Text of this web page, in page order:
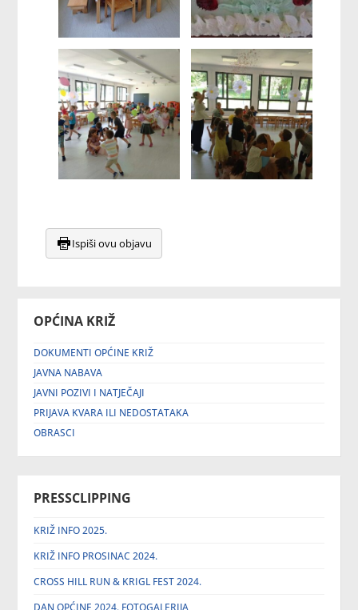
OPĆINA KRIŽ
DOKUMENTI OPĆINE KRIŽ
JAVNA NABAVA
JAVNI POZIVI I NATJEČAJI
PRIJAVA KVARA ILI NEDOSTATAKA
OBRASCI
PRESSCLIPPING
KRIŽ INFO 2025.
KRIŽ INFO PROSINAC 2024.
CROSS HILL RUN & KRIGL FEST 2024.
Ispiši ovu objavu